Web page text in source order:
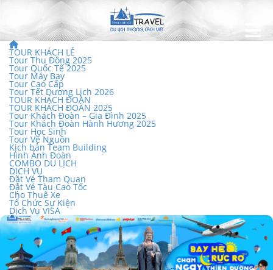
TOUR KHÁCH LẺ
Tour Thu Đông 2025
Tour Quốc Tế 2025
Tour Máy Bay
Tour Cao Cấp
Tour Tết Dương Lịch 2026
TOUR KHÁCH ĐOÀN
TOUR KHÁCH ĐOÀN 2025
Tour Khách Đoàn – Gia Đình 2025
Tour Khách Đoàn Hành Hương 2025
Tour Học Sinh
Tour Về Nguồn
Kịch bản Team Building
Hình Ảnh Đoàn
COMBO DU LỊCH
DỊCH VỤ
Đặt Vé Tham Quan
Đặt Vé Tàu Cao Tốc
Cho Thuê Xe
Tổ Chức Sự Kiện
Dịch Vụ VISA